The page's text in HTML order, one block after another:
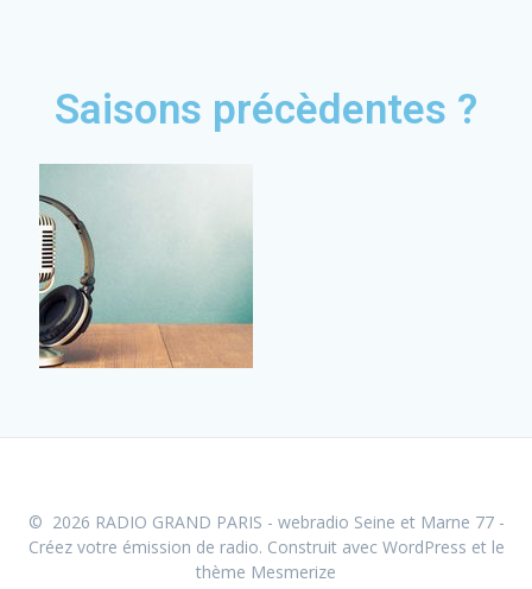
Saisons précèdentes ?
© 2026 RADIO GRAND PARIS - webradio Seine et Marne 77 -
Créez votre émission de radio. Construit avec WordPress et le
thème Mesmerize